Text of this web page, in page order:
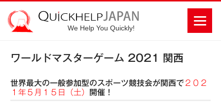
We Help You Quickly!
ワールドマスターゲーム 2021 関西
世界最大の一般参加型のスポーツ競技会が関西で２０２
１年５月１５日（土）
開催！